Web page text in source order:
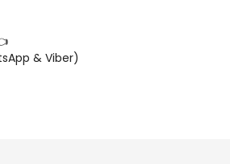
& Viber)